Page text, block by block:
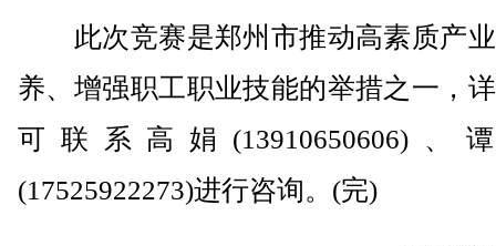
此次竞赛是郑州市推动高素质产
养、增强职工职业技能的举措之一，
可联系高娟(13910650606)、
(17525922273)进行咨询。(完)